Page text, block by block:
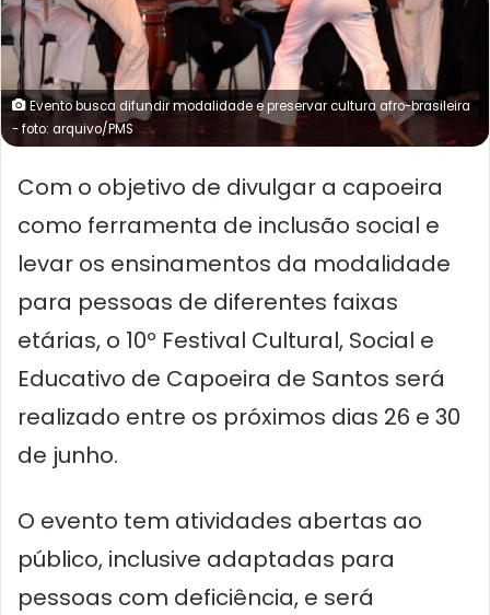
Evento busca difundir modalidade e preservar cultura afro-brasileira
- foto: arquivo/PMS
Com o objetivo de divulgar a capoeira
como ferramenta de inclusão social e
levar os ensinamentos da modalidade
para pessoas de diferentes faixas
etárias, o 10º Festival Cultural, Social e
Educativo de Capoeira de Santos será
realizado entre os próximos dias 26 e 30
de junho.
O evento tem atividades abertas ao
público, inclusive adaptadas para
pessoas com deficiência, e será